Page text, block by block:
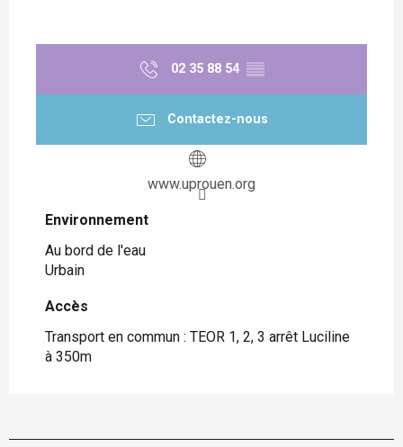
02 35 88 54 ▒▒
Contactez-nous
www.uprouen.org
Environnement
Environnement
Au bord de l'eau
Urbain
Accès
Accès
Transport en commun : TEOR 1, 2, 3 arrêt Luciline
à 350m